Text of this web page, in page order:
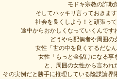
モドキ宗教の詐欺
そしてハッキリ言っておきま
社会を良くしよう！と頑張っ
途中からおかしくなっていくんで
どうやら配偶者や周囲
女性「世の中を良くするだな
女性「もっと金儲けになる事
と、周囲の女性から言わ
その実例だと勝手に推理している陰謀論界